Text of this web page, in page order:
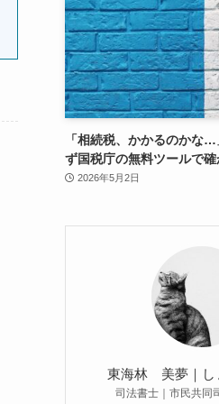
「相続税、かかるのかな
ず国税庁の無料ツールで
2026年5月2日
東海林 美夢｜
司法書士｜市民共同